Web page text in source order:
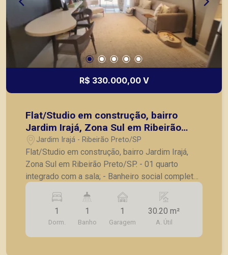
R$ 330.000,00 V
Flat/Studio em construção, bairro
Jardim Irajá, Zona Sul em Ribeirão
Preto/SP.
Jardim Irajá - Ribeirão Preto/SP
Flat/Studio em construção, bairro Jardim Irajá,
Zona Sul em Ribeirão Preto/SP. - 01 quarto
integrado com a sala; - Banheiro social completo;
- Varanda; - Cozinha; - 01 Vaga de garagem.
*CONSULTE UNIDADES DISPONÍVEIS E
TABELAS ATUALIZADAS* Prédio diferenciado,
com fino acabamento, ideal para Airbnb. *Fotos
do decorado, apartamento duplo modular studio*
1
Dorm.
1
Banho
1
Garagem
30.20 m²
A. Útil